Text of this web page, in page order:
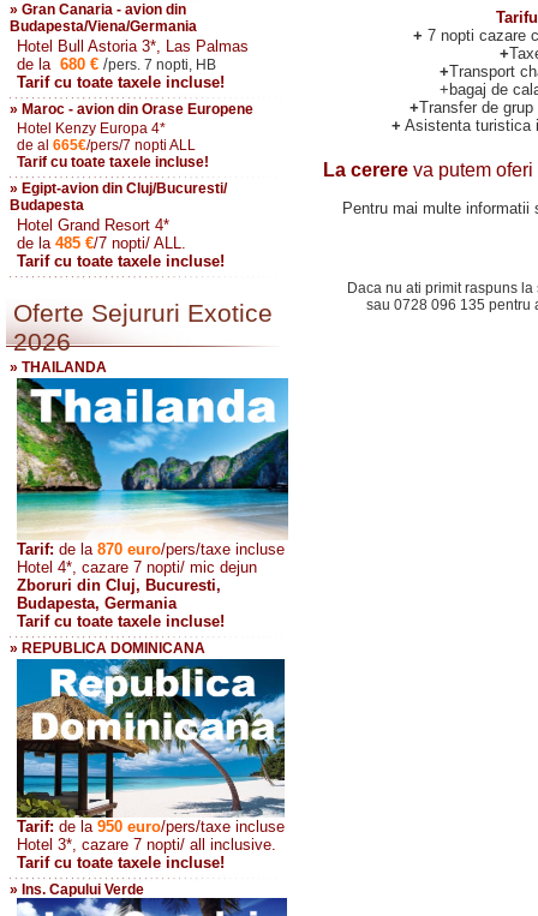
» Gran Canaria - avion din
Budapesta/Viena/Germania
Hotel Bull Astoria 3*, Las Palmas
de la 680 € /pers. 7 nopti, HB
Tarif cu toate taxele incluse!
» Maroc - avion din Orase Europene
Hotel Kenzy Europa 4*
de al 665€/pers/7 nopti ALL
Tarif cu toate taxele incluse!
» Egipt-avion din Cluj/Bucuresti/
Budapesta
Hotel Grand Resort 4*
de la485 €/7 nopti/ ALL.
Tarif cu toate taxele incluse!
Oferte Sejururi Exotice
2026
» THAILANDA
Tarif: de la 870 euro/pers/taxe incluse
Hotel 4*, cazare 7 nopti/ mic dejun
Zboruri din Cluj, Bucuresti,
Budapesta, Germania
Tarif cu toate taxele incluse!
» REPUBLICA DOMINICANA
Tarif: de la 950 euro/pers/taxe incluse
Hotel 3*, cazare 7 nopti/ all inclusive.
Tarif cu toate taxele incluse!
» Ins. Capului Verde
+ 7 nopti cazare
+
+Transport
+bagaj de
+Transfer de grup
+ Asistenta turistica
La cerereva putem oferi
Pentru mai multe
Daca nu ati primit raspuns
sau 0728 096 135 pentru